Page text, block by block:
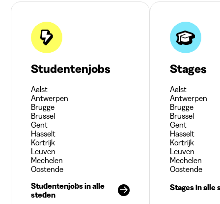
Studentenjobs
Aalst
Antwerpen
Brugge
Brussel
Gent
Hasselt
Kortrijk
Leuven
Mechelen
Oostende
Studentenjobs in alle
steden
Stages
Aalst
Antwerpen
Brugge
Brussel
Gent
Hasselt
Kortrijk
Leuven
Mechelen
Oostende
Stages in alle